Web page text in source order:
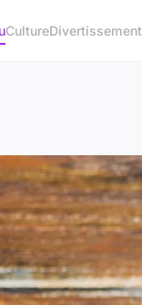
CultureDivertissement